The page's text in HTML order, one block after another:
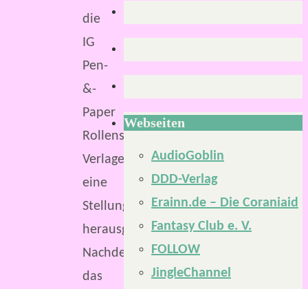
die
IG
Pen-
&-
Paper
Rollenspiel
Verlage
eine
Stellungnahme
herausgegeben.
Nachdem
das
Webseiten
AudioGoblin
DDD-Verlag
Erainn.de – Die Coraniaid
Fantasy Club e. V.
FOLLOW
JingleChannel